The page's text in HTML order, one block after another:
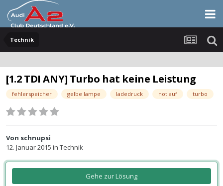
Technik
[1.2 TDI ANY] Turbo hat keine Leistung
fehlerspeicher gelbe lampe ladedruck notlauf turbo
Von schnupsi
12. Januar 2015 in Technik
Gehe zur Lösung